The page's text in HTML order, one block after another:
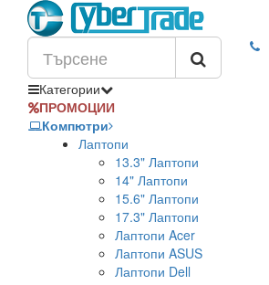
Категории
ПРОМОЦИИ
Компютри
Лаптопи
13.3" Лаптопи
14" Лаптопи
15.6" Лаптопи
17.3" Лаптопи
Лаптопи Acer
Лаптопи ASUS
Лаптопи Dell